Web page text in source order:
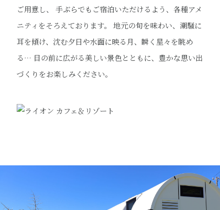
ご用意し、
手ぶらでもご宿泊いただけるよう、各種アメ
ニティをそろえております。
地元の旬を味わい、潮騒に
耳を傾け、沈む夕日や水面に映る月、瞬く星々を眺め
る… 目の前に広がる美しい景色とともに、豊かな思い出
づくりをお楽しみください。